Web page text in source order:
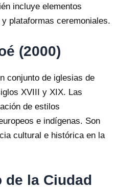
incluye elementos
plataformas ceremoniales.
(2000)
conjunto de iglesias de
XVIII y XIX. Las
de estilos
e indígenas. Son
cultural e histórica en la
la Ciudad